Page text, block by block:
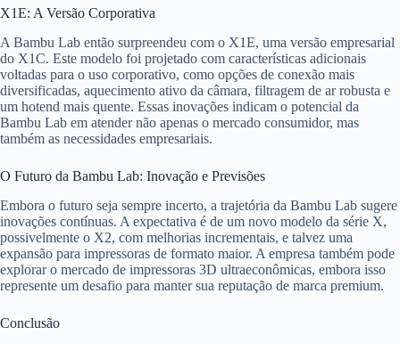
X1E: A Versão Corporativa
A Bambu Lab então surpreendeu com o X1E, uma versão empresarial
do X1C. Este modelo foi projetado com características adicionais
voltadas para o uso corporativo, como opções de conexão mais
diversificadas, aquecimento ativo da câmara, filtragem de ar robusta e
um hotend mais quente. Essas inovações indicam o potencial da
Bambu Lab em atender não apenas o mercado consumidor, mas
também as necessidades empresariais.
O Futuro da Bambu Lab: Inovação e Previsões
Embora o futuro seja sempre incerto, a trajetória da Bambu Lab sugere
inovações contínuas. A expectativa é de um novo modelo da série X,
possivelmente o X2, com melhorias incrementais, e talvez uma
expansão para impressoras de formato maior. A empresa também pode
explorar o mercado de impressoras 3D ultraeconômicas, embora isso
represente um desafio para manter sua reputação de marca premium.
Conclusão